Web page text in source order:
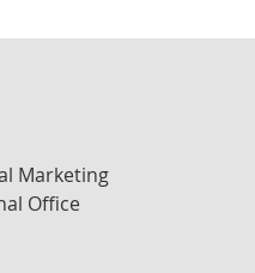
Marketing
Office